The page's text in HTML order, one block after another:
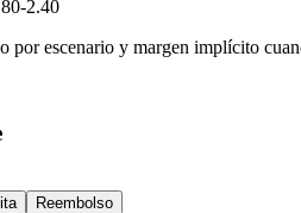
2.40
por escenario y margen implícito
Reembolso